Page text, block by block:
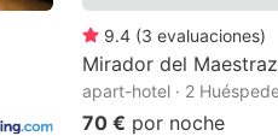
9.4 (3 evaluaciones)
Mirador del
apart-hotel · 2
70 € por noche